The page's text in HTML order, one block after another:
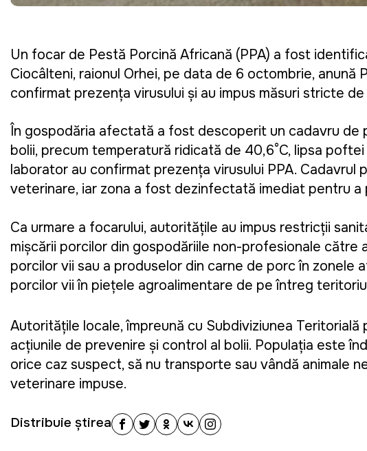
Un focar de Pestă Porcină Africană (PPA) a fost
Ciocâlteni, raionul Orhei, pe data de 6 octombrie, anunță
confirmat prezența virusului și au impus măsuri stricte
În gospodăria afectată a fost descoperit un cadavru
bolii, precum temperatură ridicată de 40,6°C, lipsa
laborator au confirmat prezența virusului PPA.
veterinare, iar zona a fost dezinfectată imediat pentru a
Ca urmare a focarului, autoritățile au impus restricții
mișcării porcilor din gospodăriile non-profesionale
porcilor vii sau a produselor din carne de porc în
porcilor vii în piețele agroalimentare de pe întreg
Autoritățile locale, împreună cu Subdiviziunea
acțiunile de prevenire și control al bolii. Populația este
orice caz suspect, să nu transporte sau vândă animale
veterinare impuse.
Distribuie știrea